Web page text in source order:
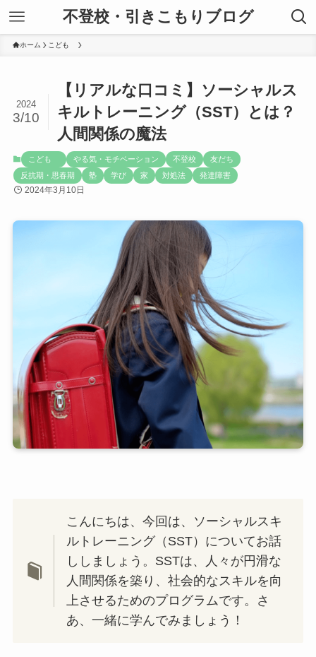
不登校・引きこもりブログ
ホーム こども
【リアルな口コミ】ソーシャルス
キルトレーニング（SST）とは？
人間関係の魔法
2024
3/10
こども やる気・モチベーション 不登校
友だち
反抗期・思春期
塾 学び 家 対処法 発達障害
2024年3月10日
こんにちは、今回は、ソーシャルスキ
ルトレーニング（SST）についてお話
ししましょう。SSTは、人々が円滑な
人間関係を築り、社会的なスキルを向
上させるためのプログラムです。さ
あ、一緒に学んでみましょう！